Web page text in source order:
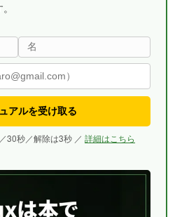
アルを受け取る
30秒／解除は3秒 ／ 詳細はこちら